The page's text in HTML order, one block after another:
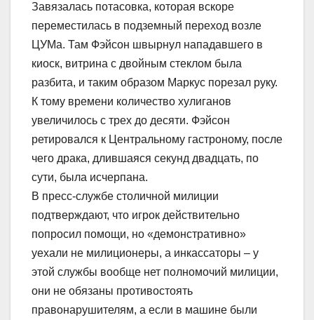
Завязалась потасовка, которая вскоре
переместилась в подземный переход возле
ЦУМа. Там Фэйсон швырнул нападавшего в
киоск, витрина с двойным стеклом была
разбита, и таким образом Маркус порезал руку.
К тому времени количество хулиганов
увеличилось с трех до десяти. Фэйсон
ретировался к Центральному гастроному, после
чего драка, длившаяся секунд двадцать, по
сути, была исчерпана.
В пресс-службе столичной милиции
подтверждают, что игрок действительно
попросил помощи, но «демонстративно»
уехали не милиционеры, а инкассаторы – у
этой службы вообще нет полномочий милиции,
они не обязаны противостоять
правонарушителям, а если в машине были